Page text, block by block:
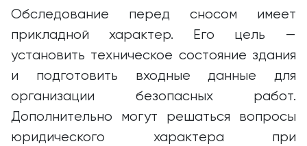
Обследование перед сносом имеет
прикладной характер. Его цель —
установить техническое состояние здания
и подготовить входные данные для
организации безопасных работ.
Дополнительно могут решаться вопросы
юридического характера при